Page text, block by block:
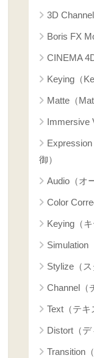
3D
Boris FX
CINEMA
Keying（
Matte（
Immersive
御）
Audio（オ
Color
Keying（キ
Simulation
Stylize（ス
Channel（
Text（テキ
Distort（デ
Transition